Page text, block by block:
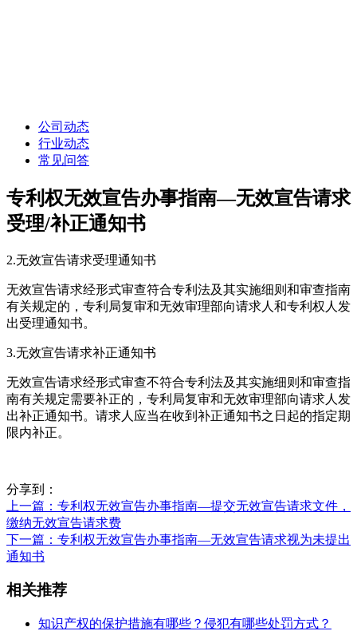
公司动态
行业动态
常见问答
专利权无效宣告办事指南—无效宣告请求
受理/补正通知书
2.无效宣告请求受理通知书
无效宣告请求经形式审查符合专利法及其实施细则和审查指南
有关规定的，专利局复审和无效审理部向请求人和专利权人发
出受理通知书。
3.无效宣告请求补正通知书
无效宣告请求经形式审查不符合专利法及其实施细则和审查指
南有关规定需要补正的，专利局复审和无效审理部向请求人发
出补正通知书。请求人应当在收到补正通知书之日起的指定期
限内补正。
分享到：
上一篇 ：专利权无效宣告办事指南—提交无效宣告请求文件，
缴纳无效宣告请求费
下一篇 ：专利权无效宣告办事指南—无效宣告请求视为未提出
通知书
相关推荐
知识产权的保护措施有哪些？侵犯有哪些处罚方式？